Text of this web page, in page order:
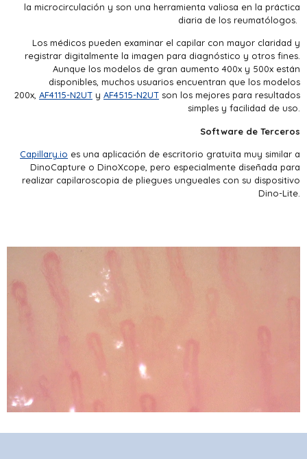
la microcirculación y son una herramienta valiosa en la práctica
diaria de los reumatólogos.
Los médicos pueden examinar el capilar con mayor claridad y
registrar digitalmente la imagen para diagnóstico y otros fines.
Aunque los modelos de gran aumento 400x y 500x están
disponibles, muchos usuarios encuentran que los modelos
200x, AF4115-N2UT y AF4515-N2UT son los mejores para resultados
simples y facilidad de uso.
Software de Terceros
Capillary.io es una aplicación de escritorio gratuita muy similar a
DinoCapture o DinoXcope, pero especialmente diseñada para
realizar capilaroscopia de pliegues ungueales con su dispositivo
Dino-Lite.